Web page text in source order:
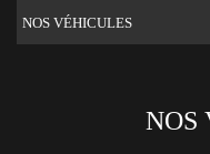
NOS VÉHICULES
NOS